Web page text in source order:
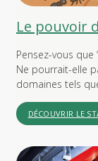
Le pouvoir
Pensez-vous que
Ne pourrait-elle
domaines tels
DÉCOUVRIR LE